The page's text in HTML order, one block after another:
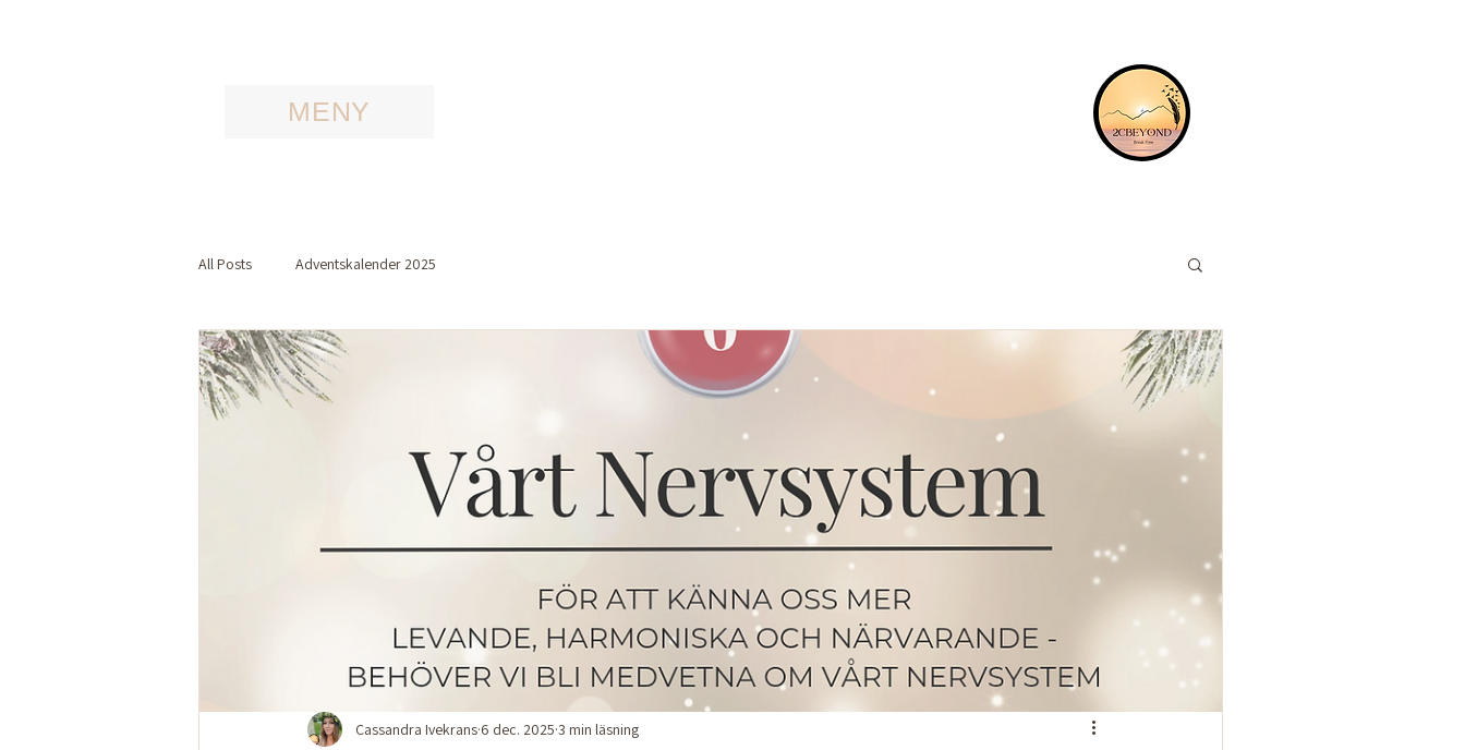
MENY
All Posts Adventskalender 2025
Cassandra Ivekrans 6 dec. 2025 3 min läsning